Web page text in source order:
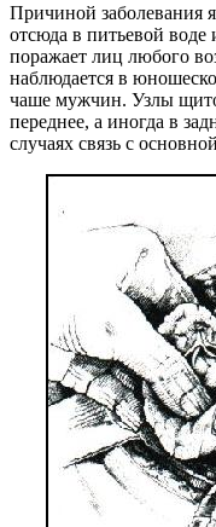
Причиной заболевания
отсюда в питьевой воде
поражает лиц любого
наблюдается в
чаше мужчин. Узлы
переднее, а иногда в
случаях связь с